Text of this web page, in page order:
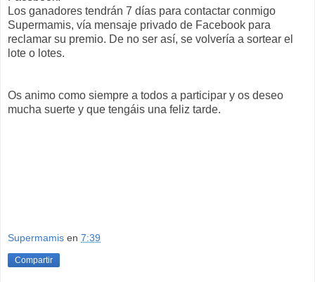
Los ganadores tendrán 7 días para contactar conmigo
Supermamis, vía mensaje privado de Facebook para
reclamar su premio. De no ser así, se volvería a sortear el
lote o lotes.
Os animo como siempre a todos a participar y os deseo
mucha suerte y que tengáis una feliz tarde.
Supermamis en 7:39
Compartir